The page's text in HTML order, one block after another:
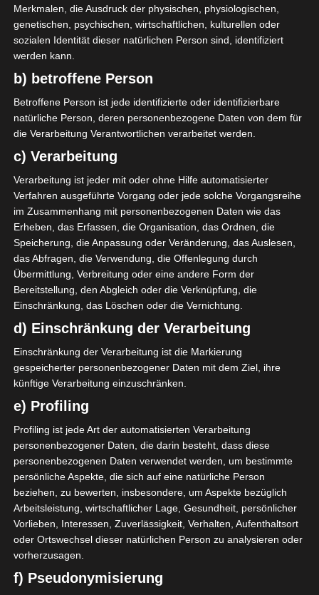
Serviettentechnik habe ich,
ehrlich gesagt, schon Jahre nicht
mehr angewandt. In der
Bastelkiste hatte ich jedoch noch
Serviettenkleber, den ich
normalerweise für meine
Trockenblumen-Bilder
verwende.
Merkmalen, die Ausdruck der physischen, physiologischen,
genetischen, psychischen, wirtschaftlichen, kulturellen oder
sozialen Identität dieser natürlichen Person sind, identifiziert
werden kann.
b) betroffene Person
Betroffene Person ist jede identifizierte oder identifizierbare
natürliche Person, deren personenbezogene Daten von dem für
die Verarbeitung Verantwortlichen verarbeitet werden.
c) Verarbeitung
Verarbeitung ist jeder mit oder ohne Hilfe automatisierter
Verfahren ausgeführte Vorgang oder jede solche Vorgangsreihe
im Zusammenhang mit personenbezogenen Daten wie das
Erheben, das Erfassen, die Organisation, das Ordnen, die
Speicherung, die Anpassung oder Veränderung, das Auslesen,
das Abfragen, die Verwendung, die Offenlegung durch
Übermittlung, Verbreitung oder eine andere Form der
Bereitstellung, den Abgleich oder die Verknüpfung, die
Einschränkung, das Löschen oder die Vernichtung.
d) Einschränkung der Verarbeitung
Einschränkung der Verarbeitung ist die Markierung
gespeicherter personenbezogener Daten mit dem Ziel, ihre
künftige Verarbeitung einzuschränken.
e) Profiling
Profiling ist jede Art der automatisierten Verarbeitung
personenbezogener Daten, die darin besteht, dass diese
personenbezogenen Daten verwendet werden, um bestimmte
persönliche Aspekte, die sich auf eine natürliche Person
beziehen, zu bewerten, insbesondere, um Aspekte bezüglich
Arbeitsleistung, wirtschaftlicher Lage, Gesundheit, persönlicher
Vorlieben, Interessen, Zuverlässigkeit, Verhalten, Aufenthaltsort
oder Ortswechsel dieser natürlichen Person zu analysieren oder
vorherzusagen.
f) Pseudonymisierung